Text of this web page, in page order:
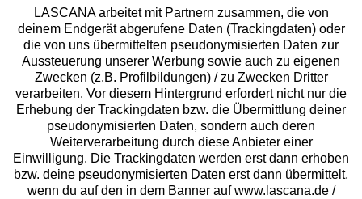
Services
Beratung
Über uns
Rechtliches
LASCANA arbeitet mit Partnern zusammen, die von
deinem Endgerät abgerufene Daten (Trackingdaten) oder
die von uns übermittelten pseudonymisierten Daten zur
Aussteuerung unserer Werbung sowie auch zu eigenen
Zwecken (z.B. Profilbildungen) / zu Zwecken Dritter
verarbeiten. Vor diesem Hintergrund erfordert nicht nur die
Erhebung der Trackingdaten bzw. die Übermittlung deiner
pseudonymisierten Daten, sondern auch deren
Weiterverarbeitung durch diese Anbieter einer
Einwilligung. Die Trackingdaten werden erst dann erhoben
bzw. deine pseudonymisierten Daten erst dann übermittelt,
wenn du auf den in dem Banner auf www.lascana.de /